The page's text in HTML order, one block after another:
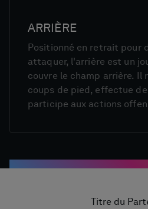
ARRIÈRE
Positionné en retrait pour
attaquer, l'arrière est un
couvre le champ arrière. Il
coups de pied, effectue
participe aux actions
Titre du